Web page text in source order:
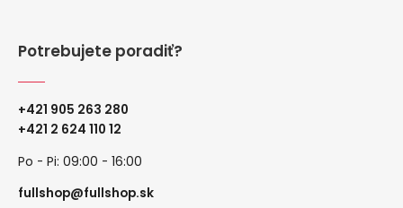
Potrebujete poradiť?
+421 905 263 280
+421 2 624 110 12
Po - Pi: 09:00 - 16:00
fullshop@fullshop.sk